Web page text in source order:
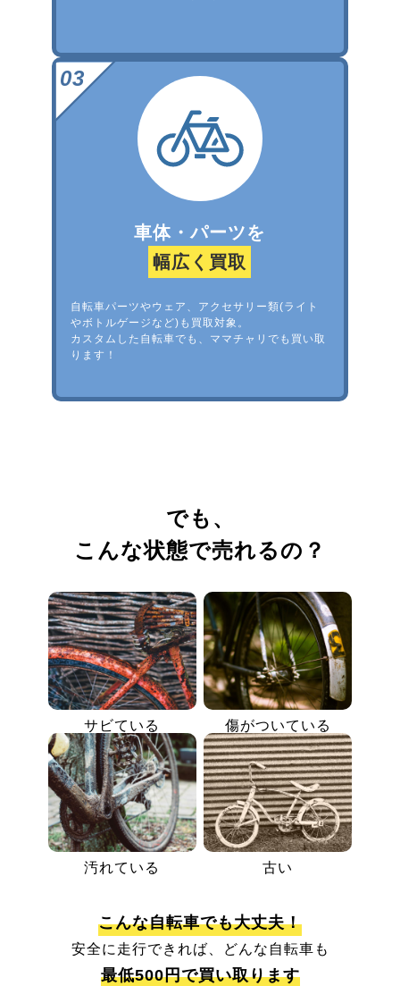
車体・パーツを
幅広く買取
自転車パーツやウェア、アクセサリー類(ライト
やボトルゲージなど)も買取対象。
カスタムした自転車でも、ママチャリでも買い取
ります！
でも、
こんな状態で売れるの？
サビている 傷がついている
汚れている 古い
こんな自転車でも大丈夫！
安全に走行できれば、どんな自転車も
最低500円で買い取ります